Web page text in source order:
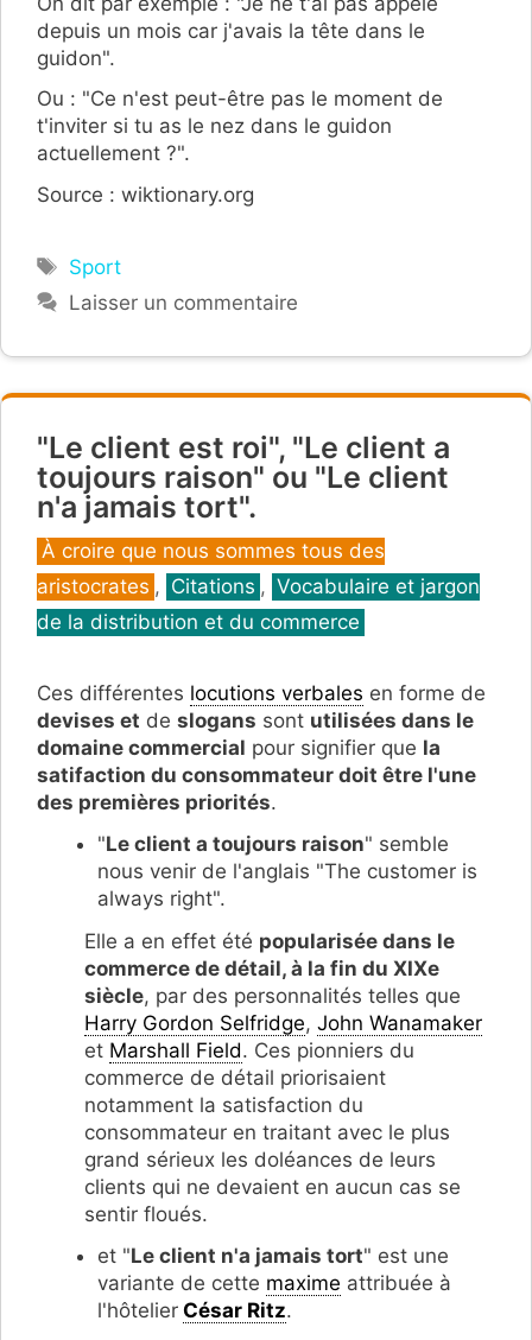
depuis un mois car j'avais la tête dans le
guidon".
Ou : "Ce n'est peut-être pas le moment de
t'inviter si tu as le nez dans le guidon
actuellement ?".
Source : wiktionary.org
Étiquettes
Sport
Laisser un commentaire
"Le client est roi", "Le client a
toujours raison" ou "Le client
n'a jamais tort".
Catégories
À croire que nous sommes tous des
aristocrates , Citations , Vocabulaire et jargon
de la distribution et du commerce
Ces différentes locutions verbales en forme de
devises et de slogans sont utilisées dans le
domaine commercial pour signifier que la
satifaction du consommateur doit être l'une
des premières priorités.
"Le client a toujours raison" semble
nous venir de l'anglais "The customer is
always right".
Elle a en effet été popularisée dans le
commerce de détail, à la fin du XIXe
siècle, par des personnalités telles que
Harry Gordon Selfridge, John Wanamaker
et Marshall Field. Ces pionniers du
commerce de détail priorisaient
notamment la satisfaction du
consommateur en traitant avec le plus
grand sérieux les doléances de leurs
clients qui ne devaient en aucun cas se
sentir floués.
et "Le client n'a jamais tort" est une
variante de cette maxime attribuée à
l'hôtelier César Ritz.